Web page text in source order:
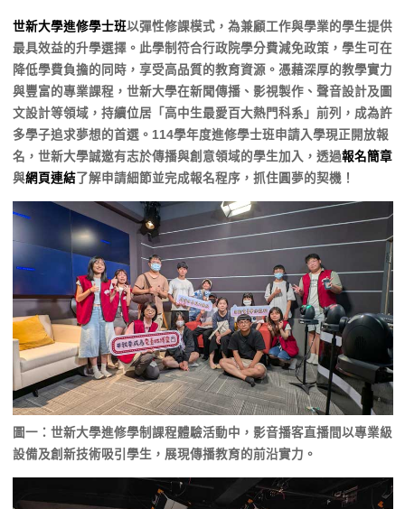
世新大學進修學士班以彈性修課模式，為兼顧工作與學業的學生提供
最具效益的升學選擇。此學制符合行政院學分費減免政策，學生可在
降低學費負擔的同時，享受高品質的教育資源。憑藉深厚的教學實力
與豐富的專業課程，世新大學在新聞傳播、影視製作、聲音設計及圖
文設計等領域，持續位居「高中生最愛百大熱門科系」前列，成為許
多學子追求夢想的首選。114學年度進修學士班申請入學現正開放報
名，世新大學誠邀有志於傳播與創意領域的學生加入，透過報名簡章
與網頁連結了解申請細節並完成報名程序，抓住圓夢的契機！
圖一：世新大學進修學制課程體驗活動中，影音播客直播間以專業級
設備及創新技術吸引學生，展現傳播教育的前沿實力。